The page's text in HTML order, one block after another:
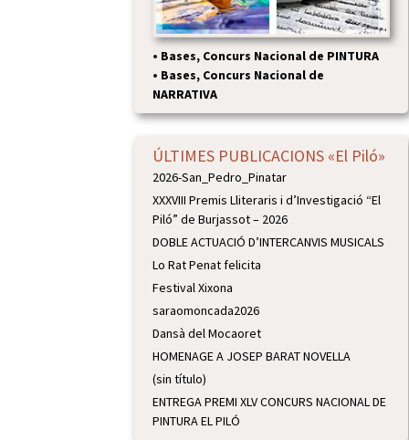
• Bases, Concurs Nacional de PINTURA
• Bases, Concurs Nacional de
NARRATIVA
ÚLTIMES PUBLICACIONS «El Piló»
2026-San_Pedro_Pinatar
XXXVIII Premis Lliteraris i d’Investigació “El
Piló” de Burjassot – 2026
DOBLE ACTUACIÓ D’INTERCANVIS MUSICALS
Lo Rat Penat felicita
Festival Xixona
saraomoncada2026
Dansà del Mocaoret
HOMENAGE A JOSEP BARAT NOVELLA
(sin título)
ENTREGA PREMI XLV CONCURS NACIONAL DE
PINTURA EL PILÓ